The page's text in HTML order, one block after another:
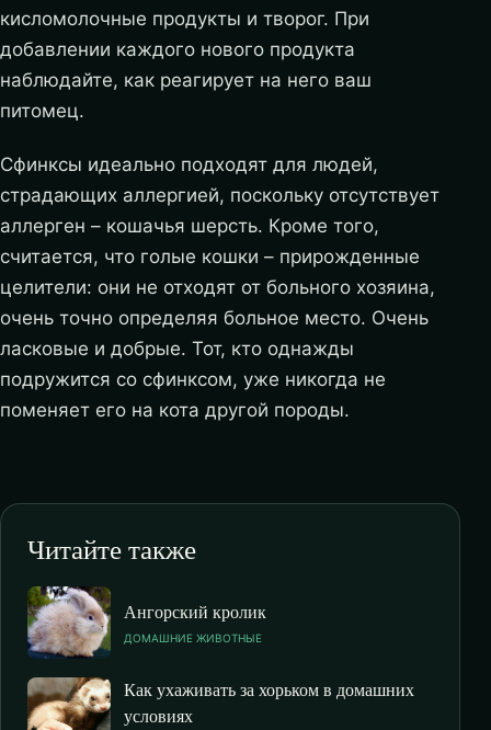
кисломолочные продукты и творог. При
добавлении каждого нового продукта
наблюдайте, как реагирует на него ваш
питомец.
Сфинксы идеально подходят для людей,
страдающих аллергией, поскольку отсутствует
аллерген – кошачья шерсть. Кроме того,
считается, что голые кошки – прирожденные
целители: они не отходят от больного хозяина,
очень точно определяя больное место. Очень
ласковые и добрые. Тот, кто однажды
подружится со сфинксом, уже никогда не
поменяет его на кота другой породы.
Читайте также
Ангорский кролик
ДОМАШНИЕ ЖИВОТНЫЕ
Как ухаживать за хорьком в домашних
условиях